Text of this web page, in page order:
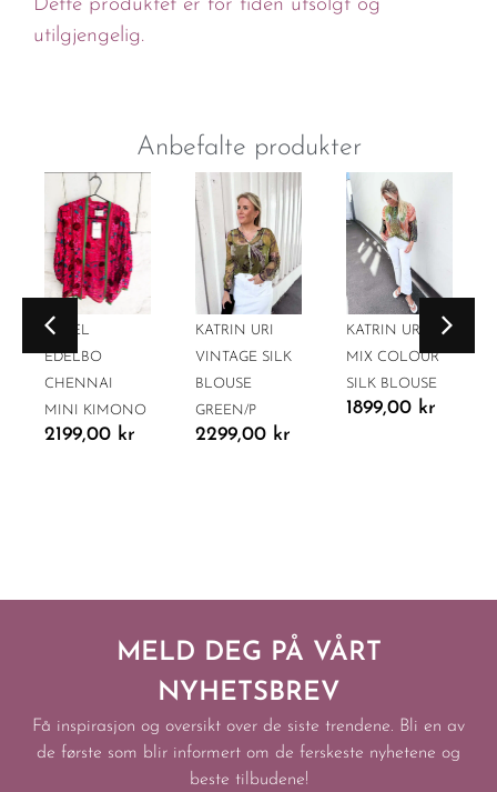
Dette produktet er for tiden utsolgt og
utilgjengelig.
Anbefalte produkter
SISSEL
EDELBO
CHENNAI
MINI KIMONO
2199,00 kr
KATRIN URI
VINTAGE SILK
BLOUSE
GREEN/P
2299,00 kr
KATRIN URI
MIX COLOUR
SILK BLOUSE
1899,00 kr
MELD DEG PÅ VÅRT
NYHETSBREV
Få inspirasjon og oversikt over de siste trendene. Bli en av
de første som blir informert om de ferskeste nyhetene og
beste tilbudene!